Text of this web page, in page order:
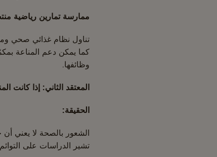
ممارسة تمارين رياضية
تناول نظام غذائي صحي
وظائفها.
المعتقد الثاني: إذا كانت
الحقيقة:
الشعور بالصحة لا يعني أن
تشير الدراسات على